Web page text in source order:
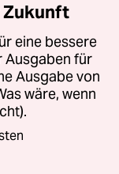
Zukunft
eine bessere
Ausgaben für
Ausgabe von
wäre, wenn